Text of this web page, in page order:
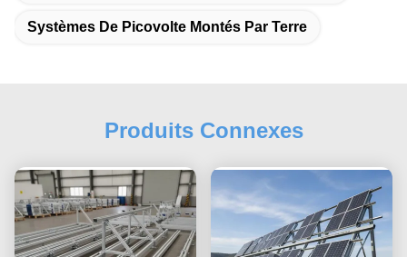
Systèmes De Picovolte Montés Par Terre
Produits Connexes